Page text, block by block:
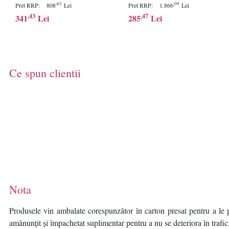
Bullet DS-2CD1043G2-I
2.8mm 4MP Efficient H.265+
compression technology,
progressive scan CMOS,
Color: 0.01 Lux @(F1.2,
Pret RRP: 808,62 Lei
341,43 Lei
Bullet DS-2CV2027G0-
LDW(2.8mm),ColorVu -
imagini color 24/7 (color si pe
Pret RRP: 1.866,09 Lei
285,47 Lei
Ce spun clientii
Nota
Produsele vin ambalate corespunzător în carton presat pentru a
amănunțit și împachetat suplimentar pentru a nu se deteriora în trafic.